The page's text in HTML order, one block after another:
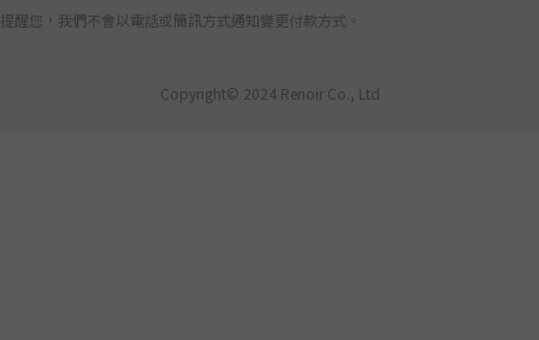
提醒您，我們不會以電話或簡訊方式通知變更付款方式。
Copyright© 2024 Renoir Co., Ltd